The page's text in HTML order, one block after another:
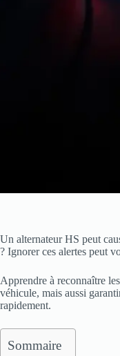
Un alternateur HS peut
? Ignorer ces alertes peut
Apprendre à reconnaître
véhicule, mais aussi
rapidement.
Sommaire